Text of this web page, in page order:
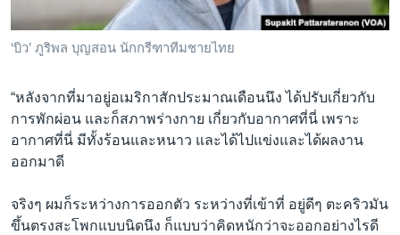
‘บิว’ ภูริพล บุญสอน นักกรีฑาทีมชายไทย
“หลังจากที่มาอยู่อเมริกาสักประมาณเดือนนึง ได้ปรับเกี่ยวกับ
การพักผ่อน และก็สภาพร่างกาย เกี่ยวกับอากาศที่นี่ เพราะ
อากาศที่นี่ มีทั้งร้อนและหนาว และได้ไปแข่งและได้ผลงาน
ออกมาดี
จริงๆ ผมก็ระหว่างการออกตัว ระหว่างที่เข้าที่ อยู่ดีๆ ตะคริวมัน
ขึ้นตรงสะโพกแบบนิดนึง ก็แบบว่าคิดหนักว่าจะออกอย่างไรดี